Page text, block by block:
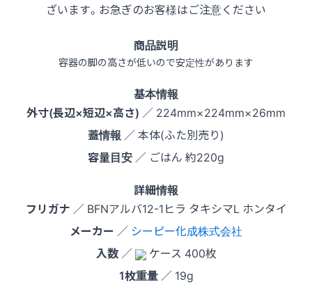
ざいます。お急ぎのお客様はご注意ください
商品説明
容器の脚の高さが低いので安定性があります
基本情報
外寸(長辺×短辺×高さ) ／ 224mm×224mm×26mm
蓋情報 ／ 本体(ふた別売り)
容量目安 ／ ごはん 約220g
詳細情報
フリガナ ／ BFNアルバ12-1ヒラ タキシマL ホンタイ
メーカー ／ シーピー化成株式会社
入数／
ケース 400枚
1枚重量／ 19g